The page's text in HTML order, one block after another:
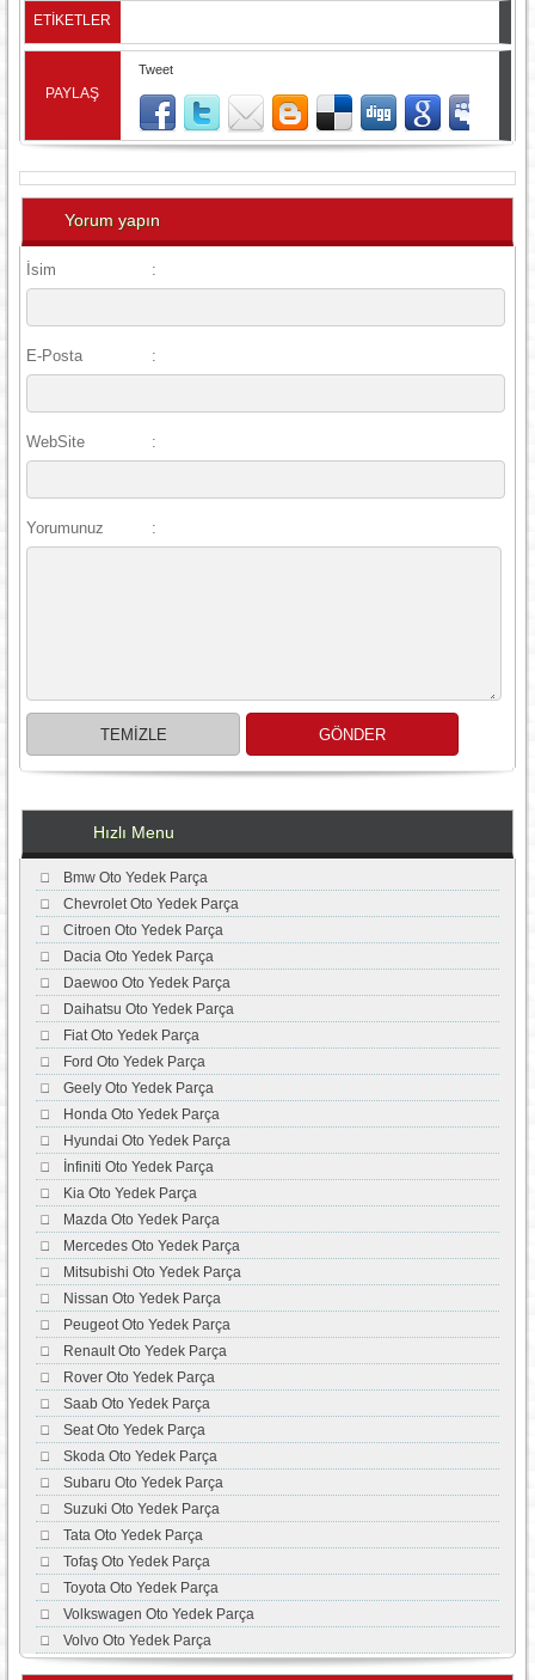
ETİKETLER
PAYLAŞ
Tweet
Yorum yapın
İsim :
E-Posta :
WebSite :
Yorumunuz :
Hızlı Menu
Bmw Oto Yedek Parça
Chevrolet Oto Yedek Parça
Citroen Oto Yedek Parça
Dacia Oto Yedek Parça
Daewoo Oto Yedek Parça
Daihatsu Oto Yedek Parça
Fiat Oto Yedek Parça
Ford Oto Yedek Parça
Geely Oto Yedek Parça
Honda Oto Yedek Parça
Hyundai Oto Yedek Parça
İnfiniti Oto Yedek Parça
Kia Oto Yedek Parça
Mazda Oto Yedek Parça
Mercedes Oto Yedek Parça
Mitsubishi Oto Yedek Parça
Nissan Oto Yedek Parça
Peugeot Oto Yedek Parça
Renault Oto Yedek Parça
Rover Oto Yedek Parça
Saab Oto Yedek Parça
Seat Oto Yedek Parça
Skoda Oto Yedek Parça
Subaru Oto Yedek Parça
Suzuki Oto Yedek Parça
Tata Oto Yedek Parça
Tofaş Oto Yedek Parça
Toyota Oto Yedek Parça
Volkswagen Oto Yedek Parça
Volvo Oto Yedek Parça